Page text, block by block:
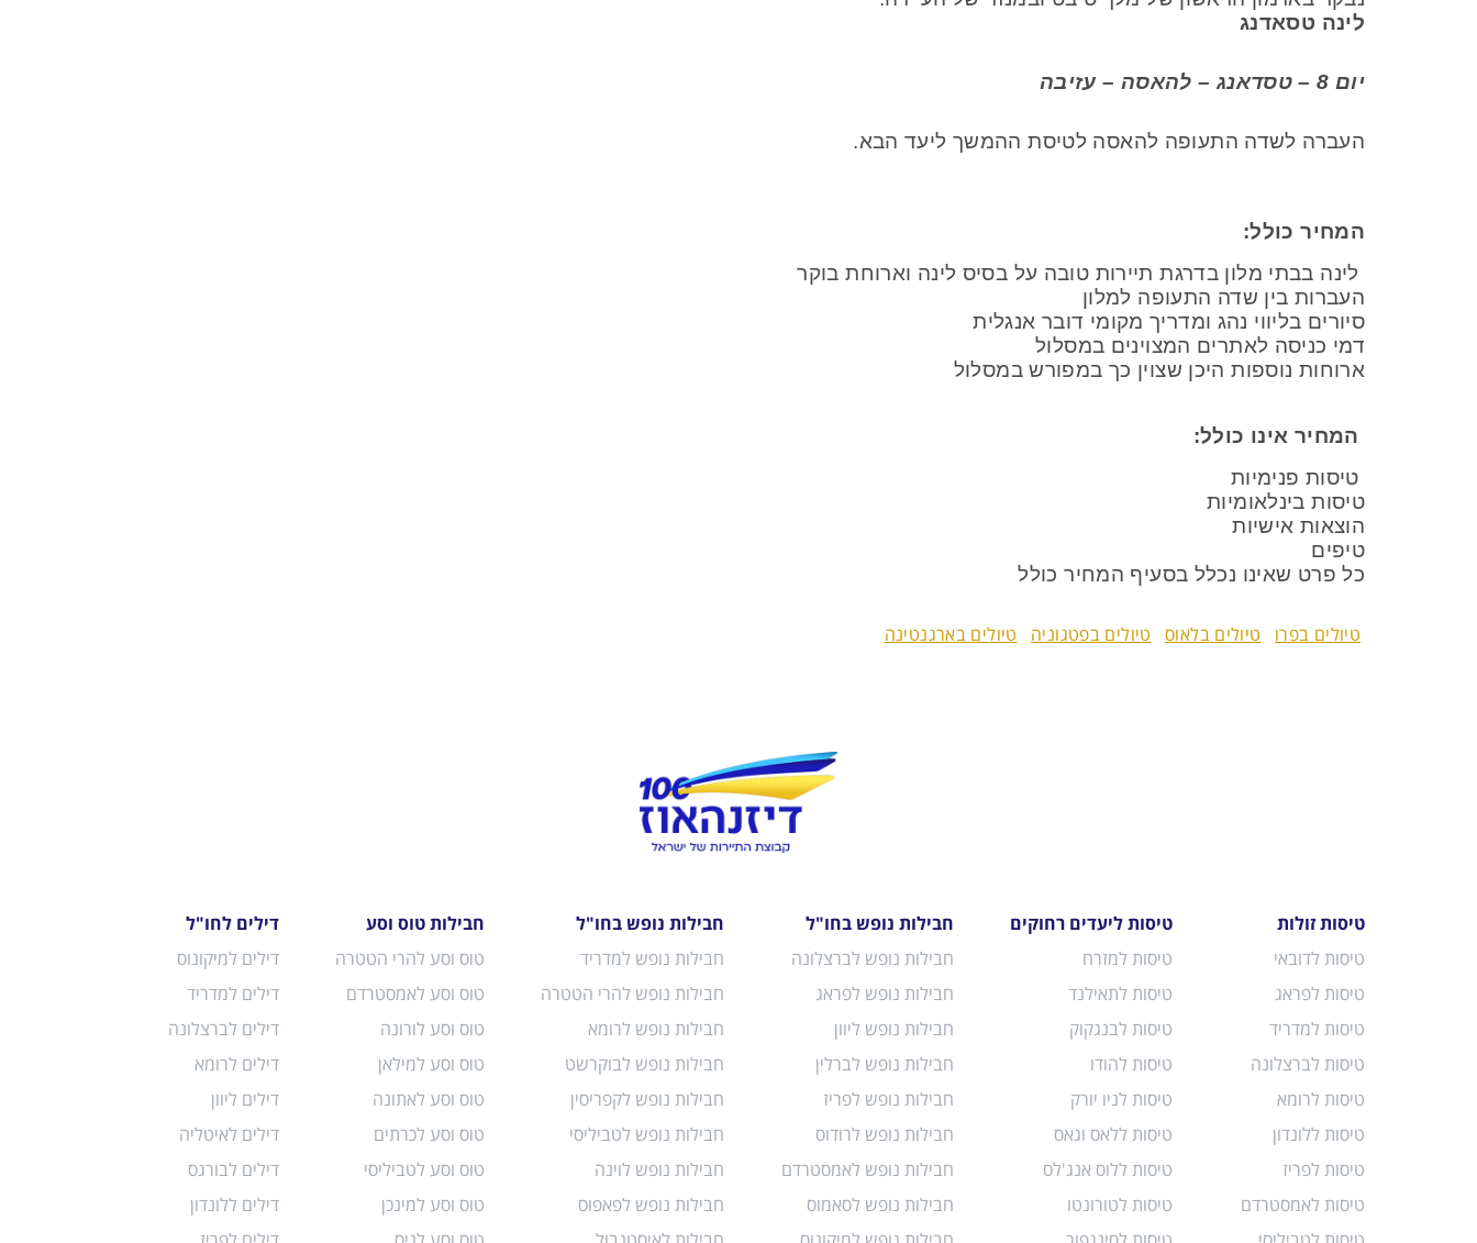
לינה טסאדנג
יום 8 – טסדאנג – להאסה – עזיבה
העברה לשדה התעופה להאסה לטיסת ההמשך ליעד הבא.
המחיר כולל:
לינה בבתי מלון בדרגת תיירות טובה על בסיס לינה וארוחת בוקר
העברות בין שדה התעופה למלון
סיורים בליווי נהג ומדריך מקומי דובר אנגלית
דמי כניסה לאתרים המצוינים במסלול
ארוחות נוספות היכן שצוין כך במפורש במסלול
המחיר אינו כולל:
טיסות פנימיות
טיסות בינלאומיות
הוצאות אישיות
טיפים
כל פרט שאינו נכלל בסעיף המחיר כולל
טיולים בפרו טיולים בלאוס טיולים בפטגוניה טיולים בארגנטינה
טיסות זולות
טיסות לדובאי
טיסות לפראג
טיסות למדריד
טיסות לברצלונה
טיסות לרומא
טיסות ללונדון
טיסות לפריז
טיסות לאמסטרדם
טיסות ליעדים רחוקים
טיסות למזרח
טיסות לתאילנד
טיסות לבנגקוק
טיסות להודו
טיסות לניו יורק
טיסות ללאס וגאס
טיסות ללוס אנג'לס
טיסות לטורונטו
חבילות נופש בחו"ל
חבילות נופש לברצלונה
חבילות נופש לפראג
חבילות נופש ליוון
חבילות נופש לברלין
חבילות נופש לפריז
חבילות נופש לרודוס
חבילות נופש לאמסטרדם
חבילות נופש לסאמוס
חבילות נופש בחו"ל
חבילות נופש למדריד
חבילות נופש להרי הטטרה
חבילות נופש לרומא
חבילות נופש לבוקרשט
חבילות נופש לקפריסין
חבילות נופש לטביליסי
חבילות נופש לוינה
חבילות נופש לפאפוס
חבילות טוס וסע
טוס וסע להרי הטטרה
טוס וסע לאמסטרדם
טוס וסע לורונה
טוס וסע למילאן
טוס וסע לאתונה
טוס וסע לכרתים
טוס וסע לטביליסי
טוס וסע למינכן
דילים לחו"ל
דילים למיקונוס
דילים למדריד
דילים לברצלונה
דילים לרומא
דילים ליוון
דילים לאיטליה
דילים לבורגס
דילים ללונדון